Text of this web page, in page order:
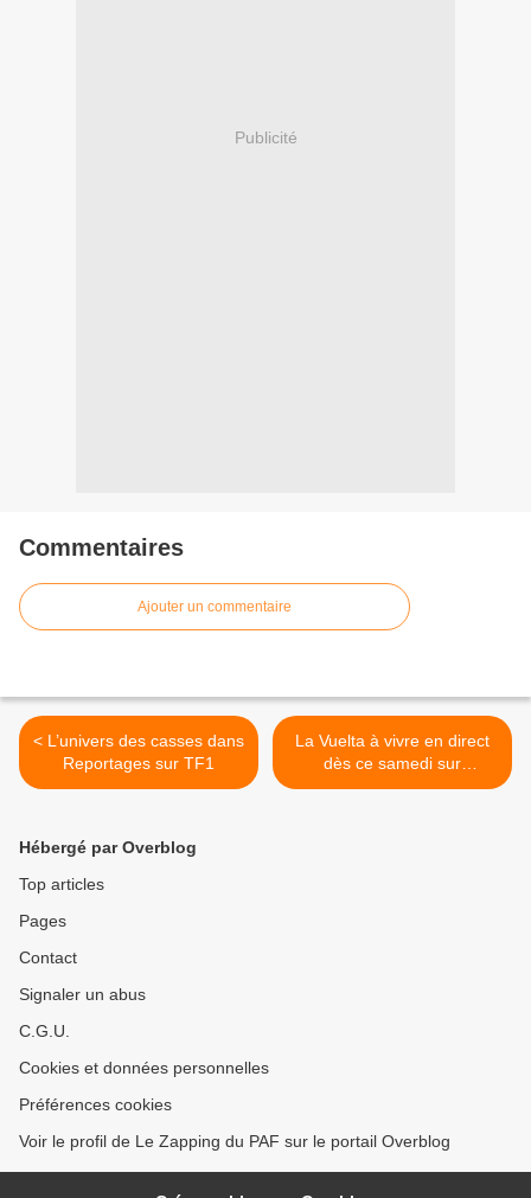
Publicité
Commentaires
Ajouter un commentaire
< L’univers des casses dans
Reportages sur TF1
La Vuelta à vivre en direct
dès ce samedi sur
Eurosport >
Hébergé par Overblog
Top articles
Pages
Contact
Signaler un abus
C.G.U.
Cookies et données personnelles
Préférences cookies
Voir le profil de Le Zapping du PAF sur le portail Overblog